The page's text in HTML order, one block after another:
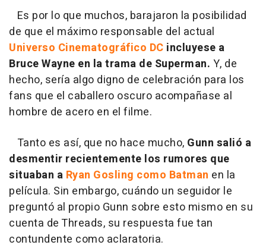
Es por lo que muchos, barajaron la posibilidad
de que el máximo responsable del actual
Universo Cinematográfico DC incluyese a
Bruce Wayne en la trama de Superman. Y, de
hecho, sería algo digno de celebración para los
fans que el caballero oscuro acompañase al
hombre de acero en el filme.
Tanto es así, que no hace mucho, Gunn salió a
desmentir recientemente los rumores que
situaban a Ryan Gosling como Batman en la
película. Sin embargo, cuándo un seguidor le
preguntó al propio Gunn sobre esto mismo en su
cuenta de Threads, su respuesta fue tan
contundente como aclaratoria.